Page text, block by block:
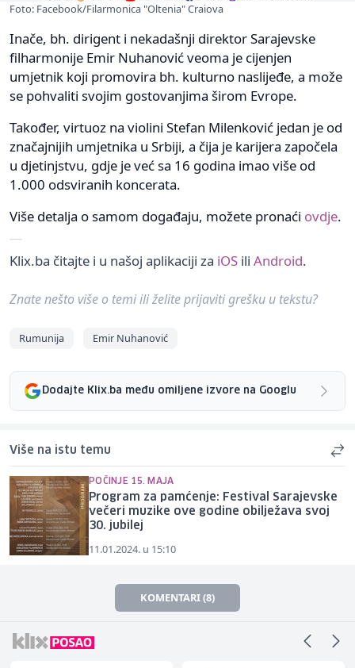
Foto: Facebook/Filarmonica "Oltenia" Craiova
Inače, bh. dirigent i nekadašnji direktor Sarajevske
filharmonije Emir Nuhanović veoma je cijenjen
umjetnik koji promovira bh. kulturno naslijeđe, a može
se pohvaliti svojim gostovanjima širom Evrope.
Također, virtuoz na violini Stefan Milenković jedan je od
značajnijih umjetnika u Srbiji, a čija je karijera započela
u djetinjstvu, gdje je već sa 16 godina imao više od
1.000 odsviranih koncerata.
Više detalja o samom događaju, možete pronaći ovdje.
Klix.ba čitajte i u našoj aplikaciji za iOS ili Android.
Znate nešto više o temi ili želite prijaviti grešku u tekstu?
Rumunija Emir Nuhanović
Dodajte Klix.ba među omiljene izvore na Googlu
Više na istu temu
POČINJE 15. MAJA
Program za pamćenje: Festival Sarajevske
večeri muzike ove godine obilježava svoj
30. jubilej
11.01.2024. u 15:10
KOMENTARI (8)